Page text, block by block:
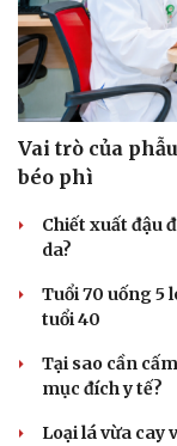
Vai trò của
béo phì
Chiết xuất đậu
da?
Tuổi 70 uống 5
tuổi 40
Tại sao cần
mục đích y tế?
Loại lá vừa cay